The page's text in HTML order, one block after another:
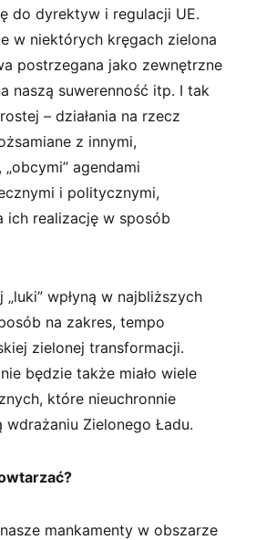
do dyrektyw i regulacji UE.
w niektórych kręgach zielona
postrzegana jako zewnętrzne
naszą suwerenność itp. I tak
– działania na rzecz
z innymi,
agendami
i politycznymi,
ich realizację w sposób
wpłyną w najbliższych
na zakres, tempo
zielonej transformacji.
będzie także miało wiele
które nieuchronnie
Zielonego Ładu.
mankamenty w obszarze